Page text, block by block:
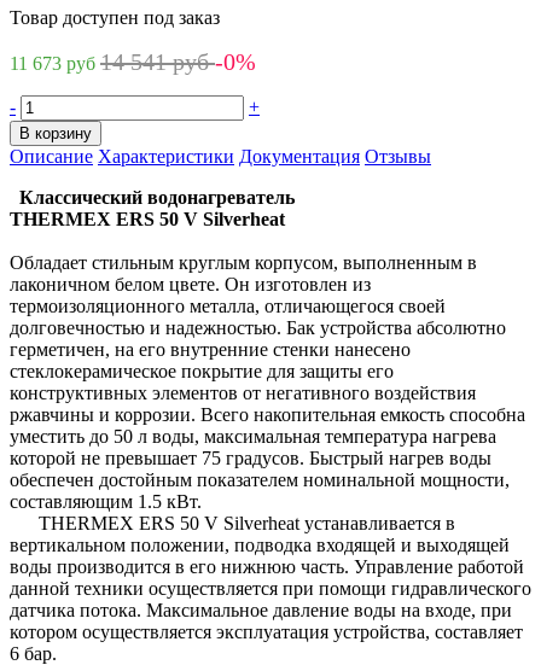
Товар доступен под заказ
11 673 руб 14 541 руб-0%
- +
В корзину
Описание Характеристики Документация Отзывы
Классический водонагреватель
THERMEX ERS 50 V Silverheat
Обладает стильным круглым корпусом, выполненным в
лаконичном белом цвете. Он изготовлен из
термоизоляционного металла, отличающегося своей
долговечностью и надежностью. Бак устройства абсолютно
герметичен, на его внутренние стенки нанесено
стеклокерамическое покрытие для защиты его
конструктивных элементов от негативного воздействия
ржавчины и коррозии. Всего накопительная емкость способна
уместить до 50 л воды, максимальная температура нагрева
которой не превышает 75 градусов. Быстрый нагрев воды
обеспечен достойным показателем номинальной мощности,
составляющим 1.5 кВт.
THERMEX ERS 50 V Silverheat устанавливается в
вертикальном положении, подводка входящей и выходящей
воды производится в его нижнюю часть. Управление работой
данной техники осуществляется при помощи гидравлического
датчика потока. Максимальное давление воды на входе, при
котором осуществляется эксплуатация устройства, составляет
6 бар.